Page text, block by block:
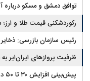
توافق دمشق و مسکو درباره
رکوردشکنی قیمت طلا و ارز؛ سکه طرح
رئیس سازمان بازرسی:
ظرفیت پروازهای ایران‌ایر
پیش‌بینی افزایش ۳۰ تا ۵۰ درصدی بارش در پاییز؛ یک احتمال، نه قطعیت